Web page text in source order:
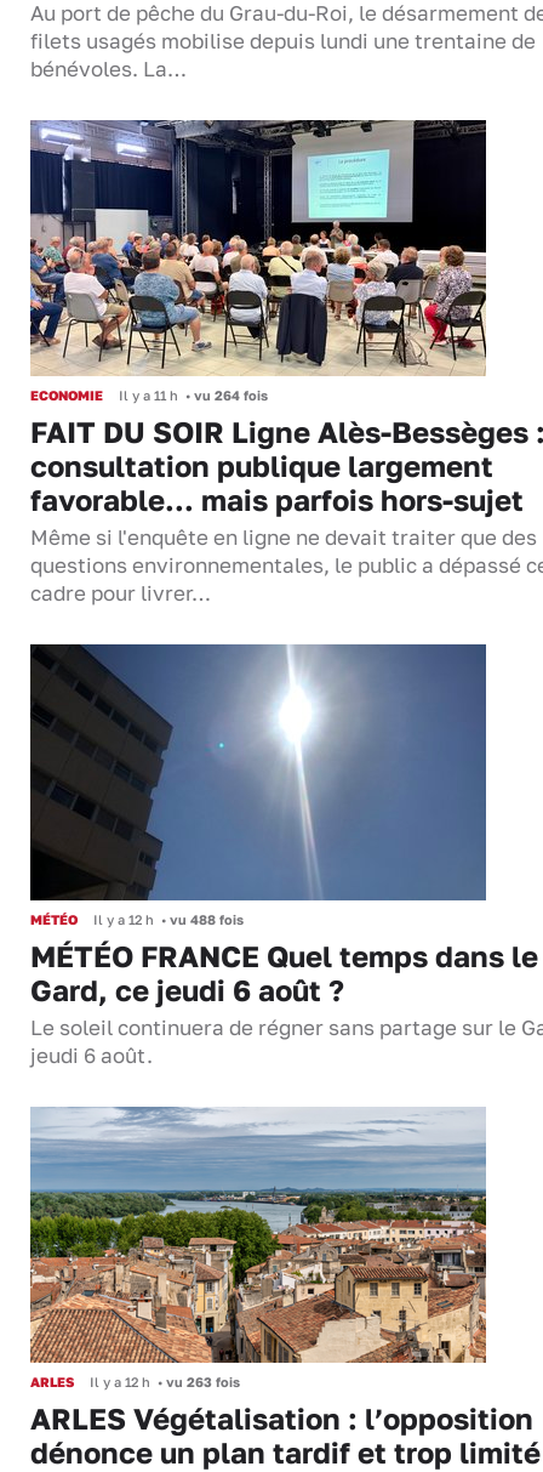
Au port de pêche du Grau-du-Roi, le désarmement
filets usagés mobilise depuis lundi une trentaine de
bénévoles. La…
ECONOMIE Il y a 11 h • vu 264 fois
FAIT DU SOIR Ligne Alès-Bessèges
consultation publique largement
favorable... mais parfois hors-sujet
Même si l'enquête en ligne ne devait traiter que des
questions environnementales, le public a dépassé
cadre pour livrer…
MÉTÉO Il y a 12 h • vu 488 fois
MÉTÉO FRANCE Quel temps dans le
Gard, ce jeudi 6 août ?
Le soleil continuera de régner sans partage sur le
jeudi 6 août.
ARLES Il y a 12 h • vu 263 fois
ARLES Végétalisation : l’opposition
dénonce un plan tardif et trop limité